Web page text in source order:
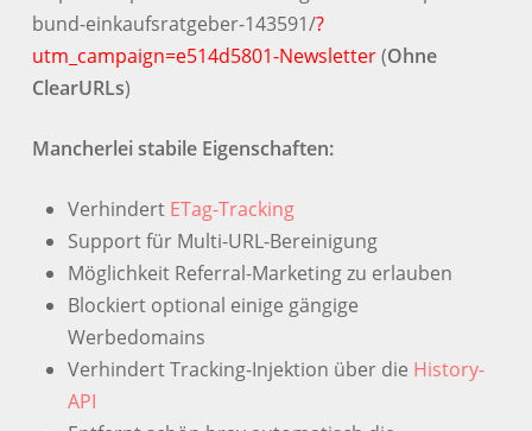
bund-einkaufsratgeber-143591/?
utm_campaign=e514d5801-Newsletter(Ohne
ClearURLs)
Mancherlei stabile Eigenschaften:
Verhindert ETag-Tracking
Support für Multi-URL-Bereinigung
Möglichkeit Referral-Marketing zu erlauben
Blockiert optional einige gängige
Werbedomains
Verhindert Tracking-Injektion über die History-
API